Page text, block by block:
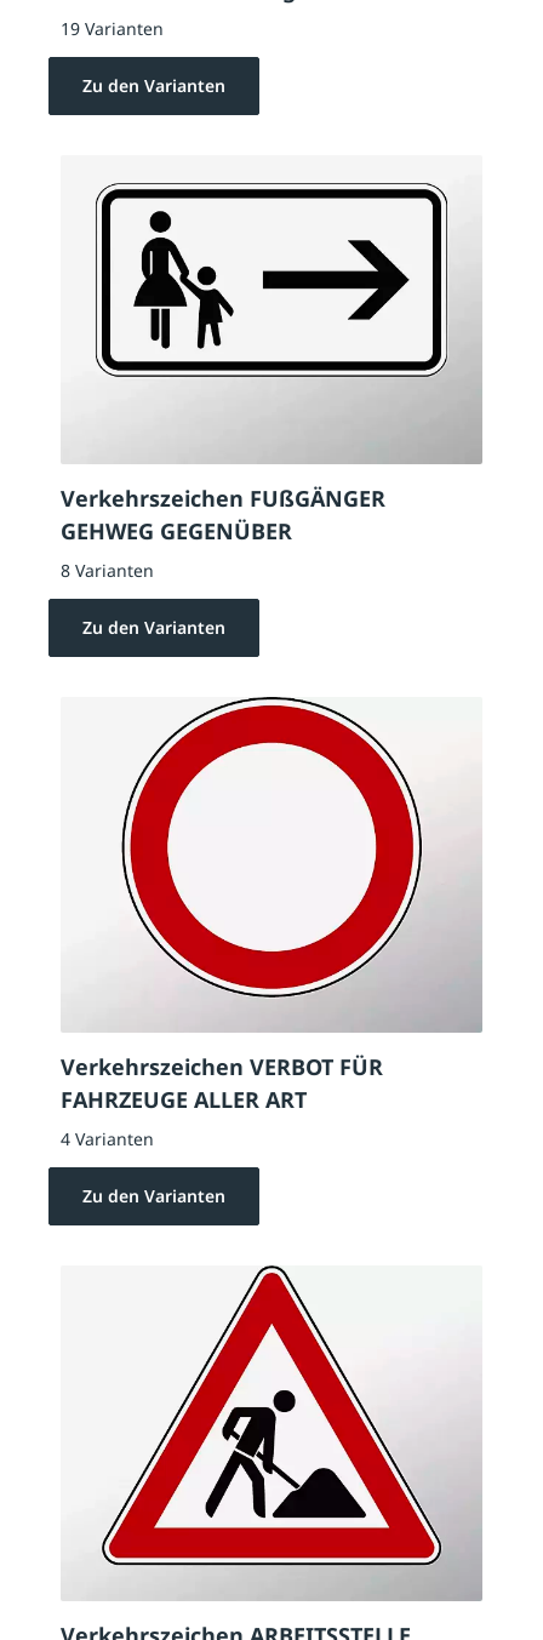
19 Varianten
Zu den Varianten
Verkehrszeichen FUßGÄNGER
GEHWEG GEGENÜBER
8 Varianten
Zu den Varianten
Verkehrszeichen VERBOT FÜR
FAHRZEUGE ALLER ART
4 Varianten
Zu den Varianten